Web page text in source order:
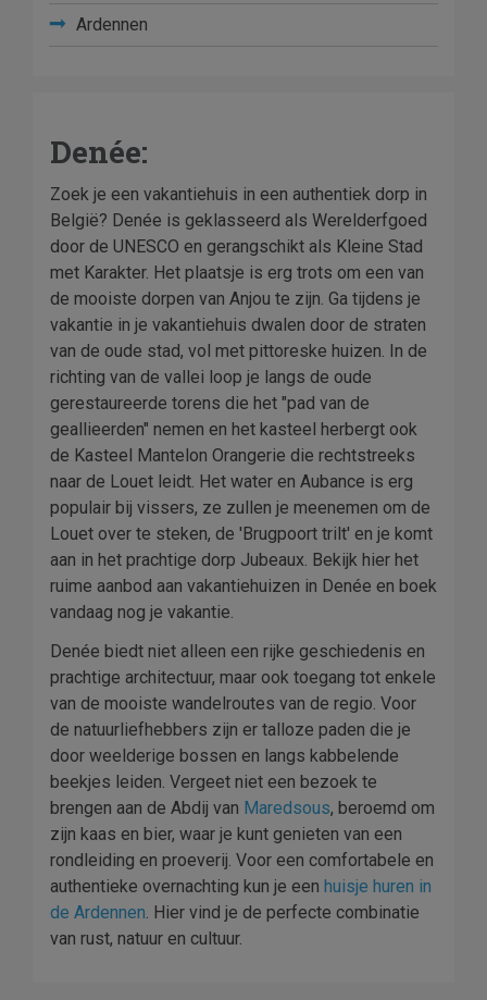
Ardennen
Denée:
Zoek je een vakantiehuis in een authentiek dorp in
België? Denée is geklasseerd als Werelderfgoed
door de UNESCO en gerangschikt als Kleine Stad
met Karakter. Het plaatsje is erg trots om een van
de mooiste dorpen van Anjou te zijn. Ga tijdens je
vakantie in je vakantiehuis dwalen door de straten
van de oude stad, vol met pittoreske huizen. In de
richting van de vallei loop je langs de oude
gerestaureerde torens die het "pad van de
geallieerden" nemen en het kasteel herbergt ook
de Kasteel Mantelon Orangerie die rechtstreeks
naar de Louet leidt. Het water en Aubance is erg
populair bij vissers, ze zullen je meenemen om de
Louet over te steken, de 'Brugpoort trilt' en je komt
aan in het prachtige dorp Jubeaux. Bekijk hier het
ruime aanbod aan vakantiehuizen in Denée en boek
vandaag nog je vakantie.
Denée biedt niet alleen een rijke geschiedenis en
prachtige architectuur, maar ook toegang tot enkele
van de mooiste wandelroutes van de regio. Voor
de natuurliefhebbers zijn er talloze paden die je
door weelderige bossen en langs kabbelende
beekjes leiden. Vergeet niet een bezoek te
brengen aan de Abdij van Maredsous, beroemd om
zijn kaas en bier, waar je kunt genieten van een
rondleiding en proeverij. Voor een comfortabele en
authentieke overnachting kun je een huisje huren in
de Ardennen. Hier vind je de perfecte combinatie
van rust, natuur en cultuur.